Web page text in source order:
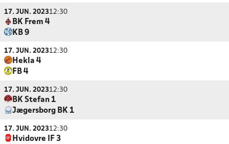
17. JUN. 202312:30
BK Frem 4
KB 9
17. JUN. 202312:30
Hekla 4
FB 4
17. JUN. 202312:30
BK Stefan 1
Jægersborg BK 1
17. JUN. 202312:30
Hvidovre IF 3